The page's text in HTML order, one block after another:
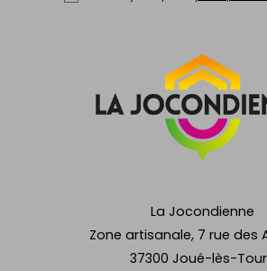
La Jocondienne
Zone artisanale, 7 rue des
37300 Joué-lès-